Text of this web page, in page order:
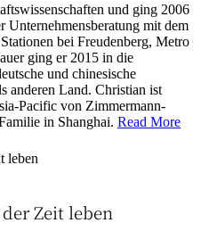
und ging 2006
Unternehmensberatung mit dem
bei Freudenberg, Metro
ging er 2015 in die
und chinesische
anderen Land. Christian ist
Pacific von Zimmermann-
in Shanghai. Read More
Zeit leben